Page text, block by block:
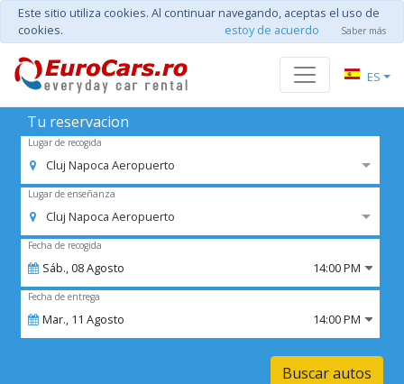
Este sitio utiliza cookies. Al continuar navegando, aceptas el uso de
cookies.
estoy de acuerdo Saber más
ES
Tu reservacion
Lugar de recogida
Cluj Napoca Aeropuerto
Lugar de enseñanza
Cluj Napoca Aeropuerto
Fecha de recogida
Sáb.,08Agosto 14:00 PM
Fecha de entrega
Mar., 11 Agosto 14:00 PM
Buscar autos